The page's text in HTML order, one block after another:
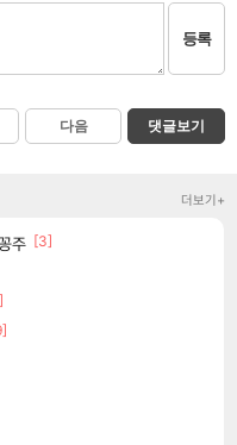
등록
다음 댓글보기
더보기+
주 [3]